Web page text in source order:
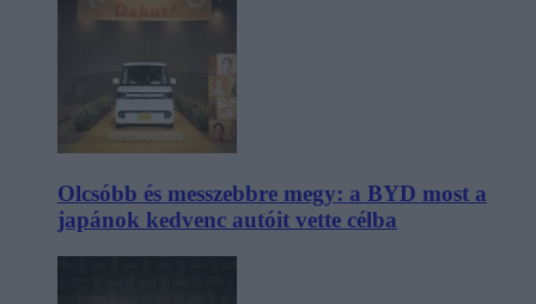
Olcsóbb és messzebbre megy: a BYD most a
japánok kedvenc autóit vette célba